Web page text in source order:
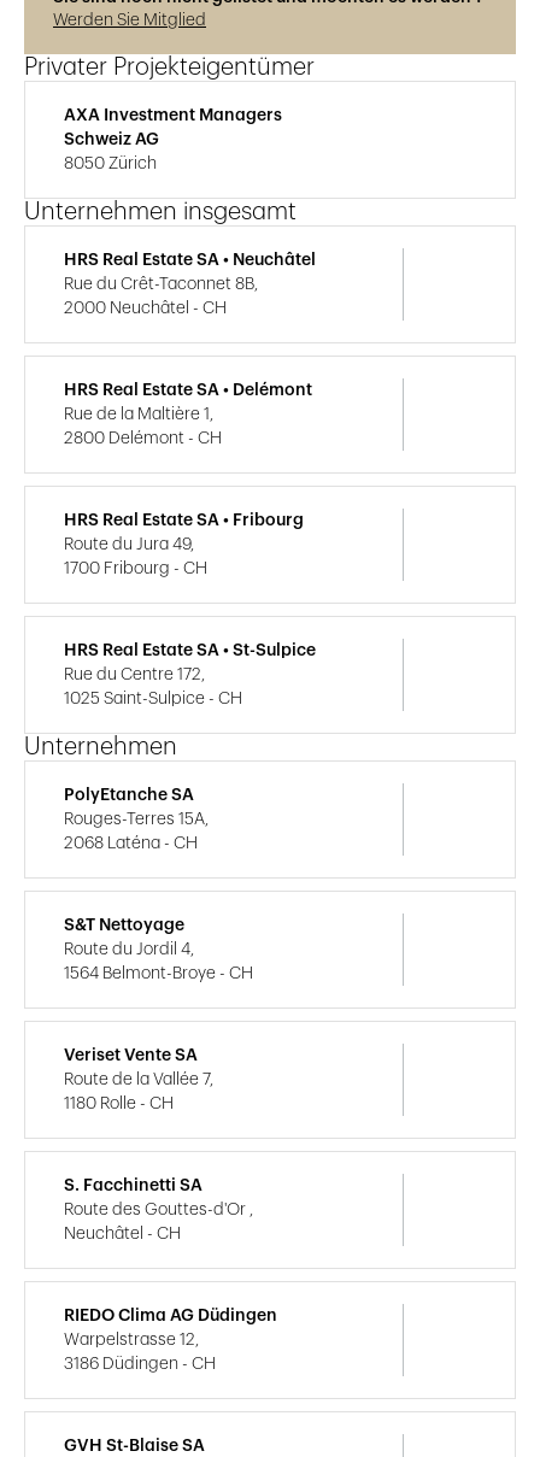
Werden Sie Mitglied
Privater Projekteigentümer
AXA Investment Managers
Schweiz AG
8050 Zürich
Unternehmen insgesamt
HRS Real Estate SA • Neuchâtel
Rue du Crêt-Taconnet 8B,
2000 Neuchâtel - CH
HRS Real Estate SA • Delémont
Rue de la Maltière 1,
2800 Delémont - CH
HRS Real Estate SA • Fribourg
Route du Jura 49,
1700 Fribourg - CH
HRS Real Estate SA • St-Sulpice
Rue du Centre 172,
1025 Saint-Sulpice - CH
Unternehmen
PolyEtanche SA
Rouges-Terres 15A,
2068 Laténa - CH
S&T Nettoyage
Route du Jordil 4,
1564 Belmont-Broye - CH
Veriset Vente SA
Route de la Vallée 7,
1180 Rolle - CH
S. Facchinetti SA
Route des Gouttes-d'Or ,
Neuchâtel - CH
RIEDO Clima AG Düdingen
Warpelstrasse 12,
3186 Düdingen - CH
GVH St-Blaise SA